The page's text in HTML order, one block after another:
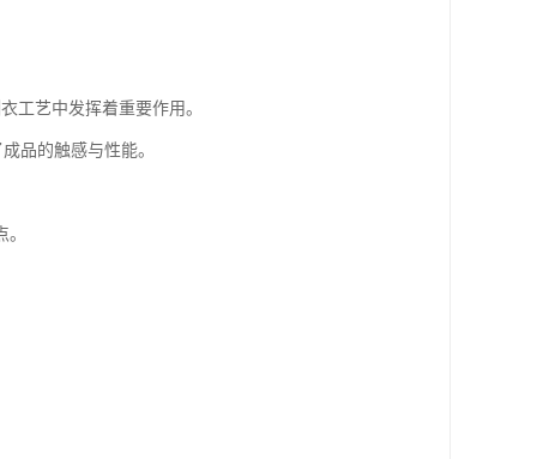
工艺中发挥着重要作用。
品的触感与性能。